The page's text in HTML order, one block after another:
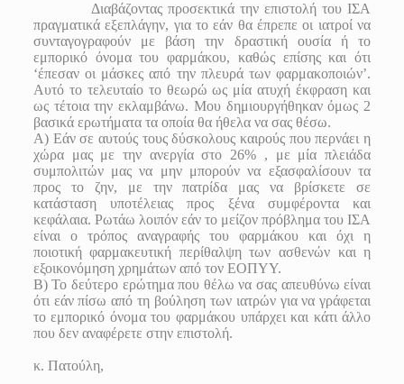
Διαβάζοντας προσεκτικά την επιστολή του ΙΣΑ
πραγματικά εξεπλάγην, για το εάν θα έπρεπε οι ιατροί να
συνταγογραφούν με βάση την δραστική ουσία ή το
εμπορικό όνομα του φαρμάκου, καθώς επίσης και ότι
‘έπεσαν οι μάσκες από την πλευρά των φαρμακοποιών’.
Αυτό το τελευταίο το θεωρώ ως μία ατυχή έκφραση και
ως τέτοια την εκλαμβάνω. Μου δημιουργήθηκαν όμως 2
βασικά ερωτήματα τα οποία θα ήθελα να σας θέσω.
Α) Εάν σε αυτούς τους δύσκολους καιρούς που περνάει η
χώρα μας με την ανεργία στο 26% , με μία πλειάδα
συμπολιτών μας να μην μπορούν να εξασφαλίσουν τα
προς το ζην, με την πατρίδα μας να βρίσκετε σε
κατάσταση υποτέλειας προς ξένα συμφέροντα και
κεφάλαια. Ρωτάω λοιπόν εάν το μείζον πρόβλημα του ΙΣΑ
είναι ο τρόπος αναγραφής του φαρμάκου και όχι η
ποιοτική φαρμακευτική περίθαλψη των ασθενών και η
εξοικονόμηση χρημάτων από τον ΕΟΠΥΥ.
Β) Το δεύτερο ερώτημα που θέλω να σας απευθύνω είναι
ότι εάν πίσω από τη βούληση των ιατρών για να γράφεται
το εμπορικό όνομα του φαρμάκου υπάρχει και κάτι άλλο
που δεν αναφέρετε στην επιστολή.
κ. Πατούλη,